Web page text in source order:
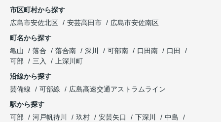
市区町村から探す
広島市安佐北区
安芸高田市
広島市安佐南区
町名から探す
亀山
落合 落合南 深川 可部南 口田南
口田
可部
三入
上深川町
沿線から探す
芸備線
可部線
広島高速交通アストラムライン
駅から探す
可部
河戸帆待川 玖村 安芸矢口 下深川
中島